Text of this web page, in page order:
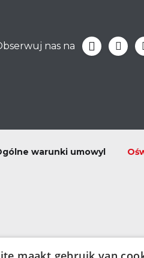
nas na
warunki umowyl